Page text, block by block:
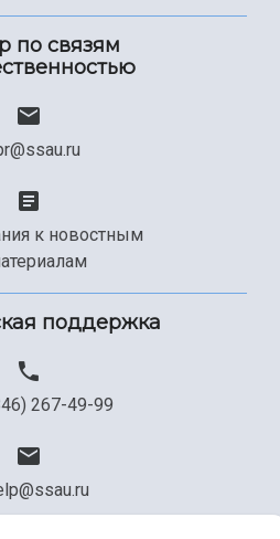
по связям
к новостным
поддержка
267-49-99